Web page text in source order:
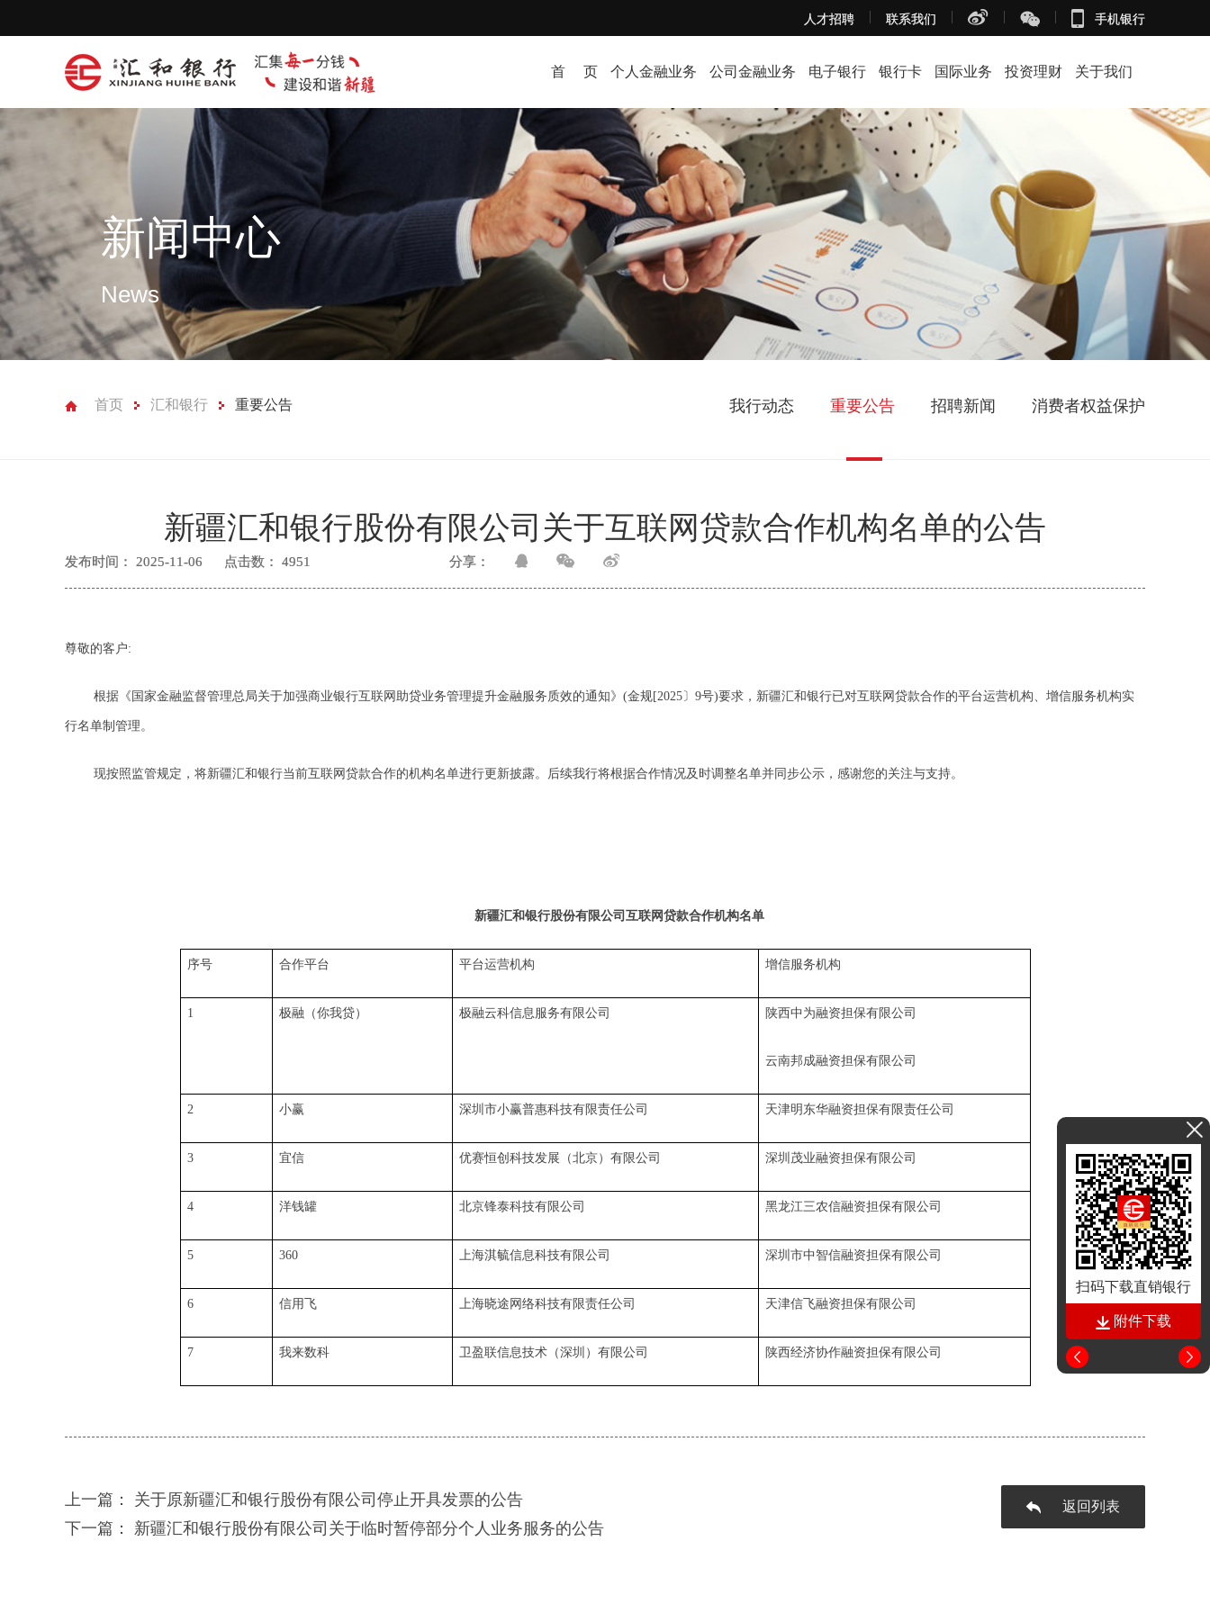
人才招聘 联系我们 手机银行
首 页 个人金融业务 公司金融业务 电子银行 银行卡 国际业务 投资理财 关于我们
扫码下载直销银行
附件下载
新闻中心
News
首页 汇和银行 重要公告 我行动态 重要公告 招聘新闻 消费者权益保护
新疆汇和银行股份有限公司关于互联网贷款合作机构名单的公告
发布时间： 2025-11-06 点击数： 4951 分享：
尊敬的客户:
根据《国家金融监督管理总局关于加强商业银行互联网助贷业务管理提升金融服务质效的通知》(金规[2025〕9号)要求，新疆汇和银行已对互联网贷款合作的平台运营机构、增信服务机构实
行名单制管理。
现按照监管规定，将新疆汇和银行当前互联网贷款合作的机构名单进行更新披露。后续我行将根据合作情况及时调整名单并同步公示，感谢您的关注与支持。
新疆汇和银行股份有限公司互联网贷款合作机构名单
序号 合作平台 平台运营机构 增信服务机构
1 极融（你我贷） 极融云科信息服务有限公司 陕西中为融资担保有限公司
云南邦成融资担保有限公司
2 小赢 深圳市小赢普惠科技有限责任公司 天津明东华融资担保有限责任公司
3 宜信 优赛恒创科技发展（北京）有限公司 深圳茂业融资担保有限公司
4 洋钱罐 北京锋泰科技有限公司 黑龙江三农信融资担保有限公司
5 360 上海淇毓信息科技有限公司 深圳市中智信融资担保有限公司
6 信用飞 上海晓途网络科技有限责任公司 天津信飞融资担保有限公司
7 我来数科 卫盈联信息技术（深圳）有限公司 陕西经济协作融资担保有限公司
上一篇：
关于原新疆汇和银行股份有限公司停止开具发票的公告
下一篇：
新疆汇和银行股份有限公司关于临时暂停部分个人业务服务的公告
返回列表